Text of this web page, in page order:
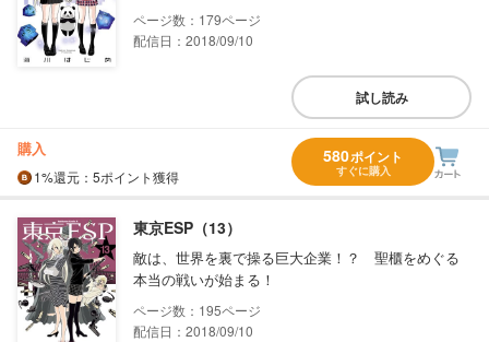
179
配信日：2018/09/10
試し読み
購入
1%還元 ：5ポイント獲得
580ポイント
すぐに購入
東京ESP（13）
敵は、世界を裏で操る巨大企業！？ 聖櫃をめぐる
本当の戦いが始まる！
195
配信日：2018/09/10